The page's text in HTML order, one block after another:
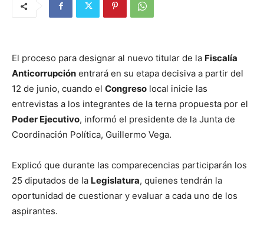
El proceso para designar al nuevo titular de la Fiscalía
Anticorrupción entrará en su etapa decisiva a partir del
12 de junio, cuando el Congreso local inicie las
entrevistas a los integrantes de la terna propuesta por el
Poder Ejecutivo, informó el presidente de la Junta de
Coordinación Política, Guillermo Vega.
Explicó que durante las comparecencias participarán los
25 diputados de la Legislatura, quienes tendrán la
oportunidad de cuestionar y evaluar a cada uno de los
aspirantes.